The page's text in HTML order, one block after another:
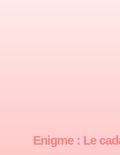
Enigme : Le